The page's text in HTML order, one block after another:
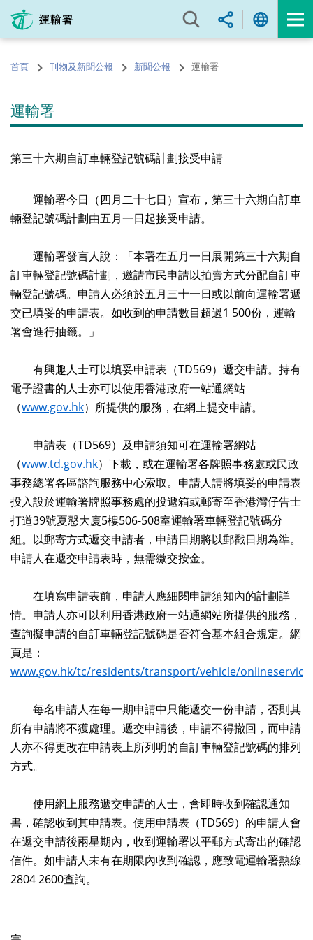
內
的首頁 刊物及新聞公報 新聞公報 運輸署
運輸署
第三十六期自訂車輛登記號碼計劃接受申請
運輸署今日（四月二十七日）宣布，第三十六期自訂車
輛登記號碼計劃由五月一日起接受申請。
運輸署發言人說：「本署在五月一日展開第三十六期自
訂車輛登記號碼計劃，邀請市民申請以拍賣方式分配自訂車
輛登記號碼。申請人必須於五月三十一日或以前向運輸署遞
交已填妥的申請表。如收到的申請數目超過1 500份，運輸
署會進行抽籤。」
有興趣人士可以填妥申請表（TD569）遞交申請。持有
電子證書的人士亦可以使用香港政府一站通網站
（www.gov.hk）所提供的服務，在網上提交申請。
申請表（TD569）及申請須知可在運輸署網站
（www.td.gov.hk）下載，或在運輸署各牌照事務處或民政
事務總署各區諮詢服務中心索取。申請人請將填妥的申請表
投入設於運輸署牌照事務處的投遞箱或郵寄至香港灣仔告士
打道39號夏慤大廈5樓506-508室運輸署車輛登記號碼分
組。以郵寄方式遞交申請者，申請日期將以郵戳日期為準。
申請人在遞交申請表時，無需繳交按金。
在填寫申請表前，申請人應細閱申請須知內的計劃詳
情。申請人亦可以利用香港政府一站通網站所提供的服務，
查詢擬申請的自訂車輛登記號碼是否符合基本組合規定。網
頁是：
www.gov.hk/tc/residents/transport/vehicle/
每名申請人在每一期申請中只能遞交一份申請，否則其
所有申請將不獲處理。遞交申請後，申請不得撤回，而申請
人亦不得更改在申請表上所列明的自訂車輛登記號碼的排列
方式。
使用網上服務遞交申請的人士，會即時收到確認通知
書，確認收到其申請表。使用申請表（TD569）的申請人會
在遞交申請後兩星期內，收到運輸署以平郵方式寄出的確認
信件。如申請人未有在期限內收到確認，應致電運輸署熱線
2804 2600查詢。